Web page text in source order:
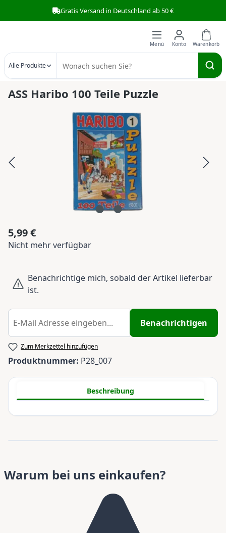
Zum Hauptinhalt springenGratis Versand in Deutschland ab 50 €
Alle Produkte
ASS Haribo 100 Teile Puzzle
Bildergalerie überspringen
Regulärer Preis:
5,99 €
Nicht mehr verfügbar
Benachrichtige mich, sobald der Artikel lieferbar
ist.
Benachrichtigen
Zum Merkzettel hinzufügen
Produktnummer: P28_007
Beschreibung
Warum bei uns einkaufen?